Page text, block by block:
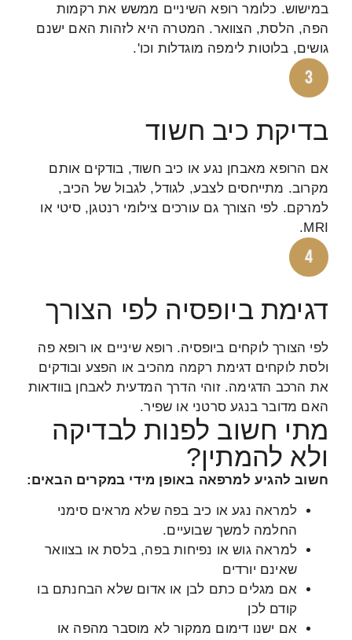
במישוש. כלומר רופא השיניים ממשש את רקמות
הפה, הלסת, הצוואר. המטרה היא לזהות האם ישנם
גושים, בלוטות לימפה מוגדלות וכו'.
בדיקת כיב חשוד
אם הרופא מאבחן נגע או כיב חשוד, בודקים אותם
מקרוב. מתייחסים לצבע, לגודל, לגבול של הכיב,
למרקם. לפי הצורך גם עורכים צילומי רנטגן, סיטי או
MRI.
דגימת ביופסיה לפי הצורך
לפי הצורך לוקחים ביופסיה. רופא שיניים או רופא פה
ולסת לוקחים דגימת רקמה מהכיב או הפצע ובודקים
את הרכב הדגימה. זוהי הדרך המדעית לאבחן בוודאות
האם מדובר בנגע סרטני או שפיר.
מתי חשוב לפנות לבדיקה
ולא להמתין?
חשוב להגיע למרפאה באופן מידי במקרים הבאים:
למראה נגע או כיב בפה שלא מראים סימני
החלמה למשך שבועיים.
למראה גוש או נפיחות בפה, בלסת או בצוואר
שאינם יורדים
אם מגלים כתם לבן או אדום שלא הבחנתם בו
קודם לכן
אם ישנו דימום ממקור לא מוסבר מהפה או